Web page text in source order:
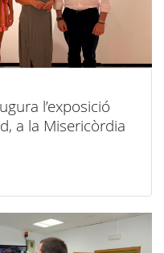
l’exposició
a la Misericòrdia